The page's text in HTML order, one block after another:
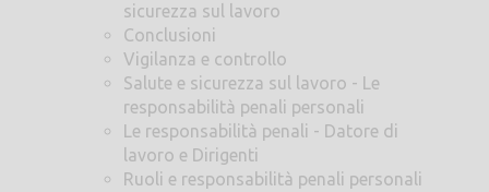
sicurezza sul lavoro
Conclusioni
Vigilanza e controllo
Salute e sicurezza sul lavoro - Le
responsabilità penali personali
Le responsabilità penali - Datore di
lavoro e Dirigenti
Ruoli e responsabilità penali personali